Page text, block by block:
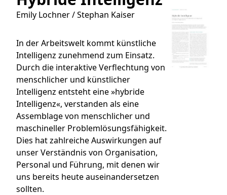
Emily Lochner / Stephan Kaiser
In der Arbeitswelt kommt künstliche
Intelligenz zunehmend zum Einsatz.
Durch die interaktive Verflechtung von
menschlicher und künstlicher
Intelligenz entsteht eine »hybride
Intelligenz«, verstanden als eine
Assemblage von menschlicher und
maschineller Problemlösungsfähigkeit.
Dies hat zahlreiche Auswirkungen auf
unser Verständnis von Organisation,
Personal und Führung, mit denen wir
uns bereits heute auseinandersetzen
sollten.